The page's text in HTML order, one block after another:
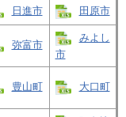
日進市 田原市
弥富市
みよし
市
豊山町 大口町